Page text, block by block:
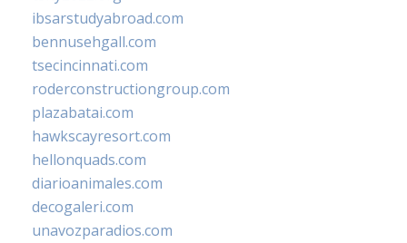
ibsarstudyabroad.com
bennusehgall.com
tsecincinnati.com
roderconstructiongroup.com
plazabatai.com
hawkscayresort.com
hellonquads.com
diarioanimales.com
decogaleri.com
unavozparadios.com